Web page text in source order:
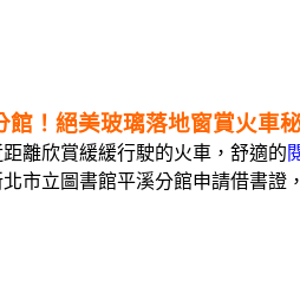
！絕美玻璃落地窗賞火車
離欣賞緩緩行駛的火車，舒適的
市立圖書館平溪分館申請借書